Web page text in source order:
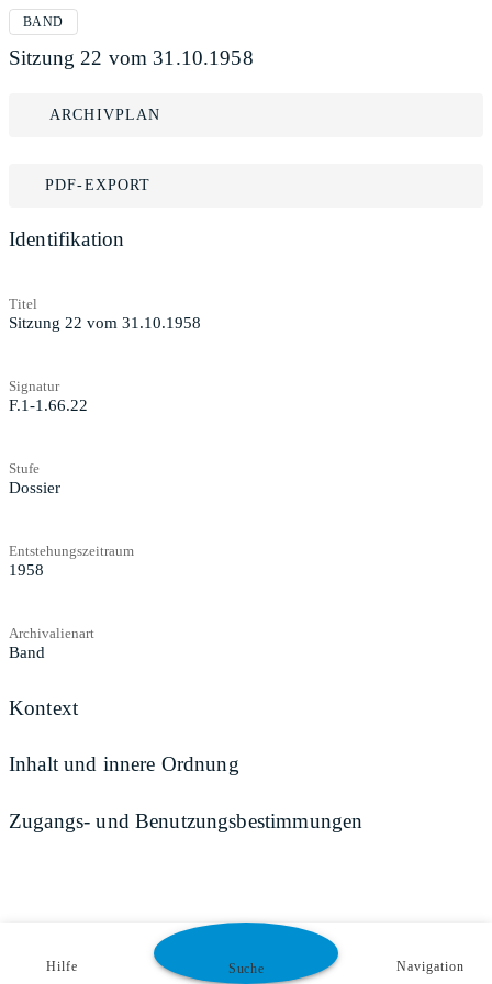
BAND
Sitzung 22 vom 31.10.1958
ARCHIVPLAN
PDF-EXPORT
Identifikation
Titel
Sitzung 22 vom 31.10.1958
Signatur
F.1-1.66.22
Stufe
Dossier
Entstehungszeitraum
1958
Archivalienart
Band
Kontext
Inhalt und innere Ordnung
Zugangs- und Benutzungsbestimmungen
Hilfe Suche Navigation